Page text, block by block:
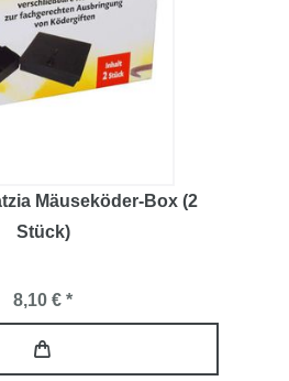
Mäuseköder-Box (2
Stück)
8,10 € *